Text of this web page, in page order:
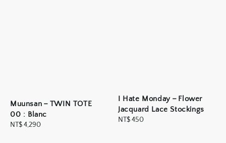
Muunsan－TWIN TOTE
00 : Blanc
Regular
NT$ 4,290
I Hate Monday－Flower
Jacquard Lace Stockings
Regular
NT$ 450